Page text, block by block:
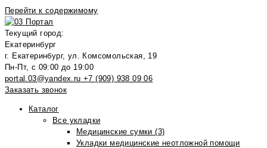
Перейти к содержимому
Текущий город:
Екатеринбург
г. Екатеринбург, ул. Комсомольская, 19
Пн-Пт, с 09:00 до 19:00
portal.03@yandex.ru +7 (909) 938 09 06
Заказать звонок
Каталог
Все укладки
Медицинские сумки (3)
Укладки медицинские неотложной помощи